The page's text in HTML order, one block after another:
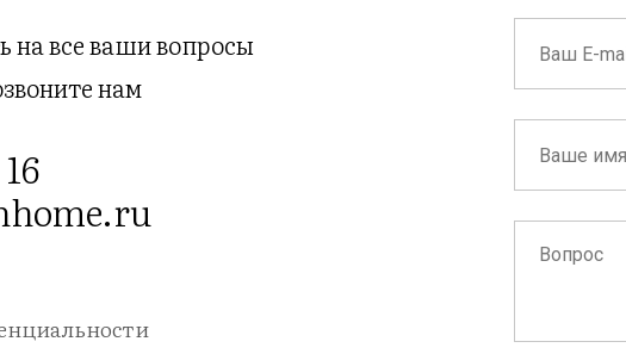
на все ваши вопросы
нам